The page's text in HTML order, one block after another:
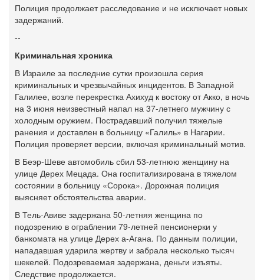
Полиция продолжает расследование и не исключает новых
задержаний.
--
Криминальная хроника
В Израиле за последние сутки произошла серия
криминальных и чрезвычайных инцидентов. В Западной
Галилее, возле перекрестка Ахихуд к востоку от Акко, в ночь
на 3 июня неизвестный напал на 37-летнего мужчину с
холодным оружием. Пострадавший получил тяжелые
ранения и доставлен в больницу «Галиль» в Нагарии.
Полиция проверяет версии, включая криминальный мотив.
В Беэр-Шеве автомобиль сбил 53-летнюю женщину на
улице Дерех Мецада. Она госпитализирована в тяжелом
состоянии в больницу «Сорока». Дорожная полиция
выясняет обстоятельства аварии.
В Тель-Авиве задержана 50-летняя женщина по
подозрению в ограблении 79-летней пенсионерки у
банкомата на улице Дерех а-Агана. По данным полиции,
нападавшая ударила жертву и забрала несколько тысяч
шекелей. Подозреваемая задержана, деньги изъяты.
Следствие продолжается.